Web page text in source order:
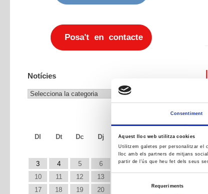
Consentiment
Aquest lloc web utilitza cookies
Utilitzem galetes per personalitzar el
lloc amb els partners de mitjans
partir de l'ús que heu fet dels seus
Requeriments
Posa't en contacte
Notícies
Notícies
agost 2026
Dl
Dt Dc Dj Dv Ds
Dg
1
2
3
4 5 6 7 8
9
10
11 12 13
17
18 19 20
23